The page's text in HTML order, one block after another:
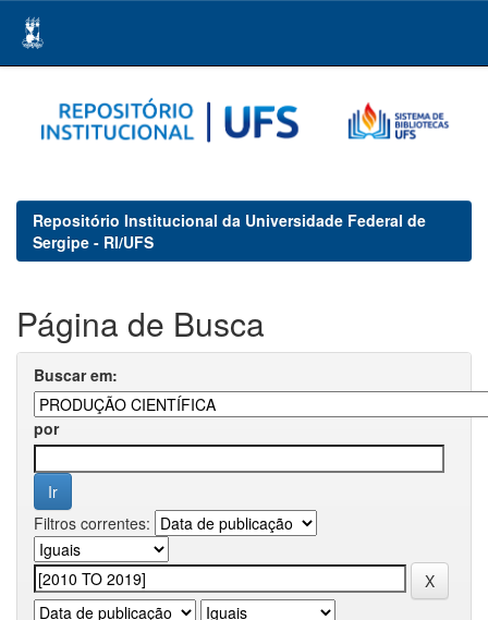
navigation
Repositório Institucional da Universidade Federal de
Sergipe - RI/UFS
Página de Busca
Buscar em:
por
Filtros correntes: